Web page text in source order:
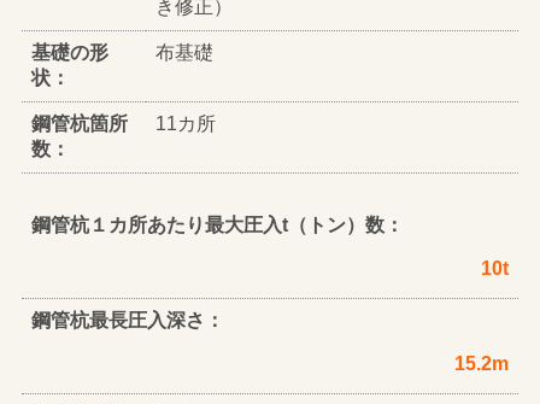
き修正）
基礎の形
状：
布基礎
鋼管杭箇所
数：
11カ所
鋼管杭１カ所あたり最大圧入t（トン）数：
10t
鋼管杭最長圧入深さ：
15.2m